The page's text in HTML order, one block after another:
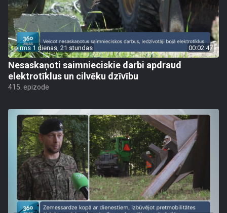
pirms 1 dienas, 21 stundas 00:02:47
Nesaskaņoti saimnieciskie darbi apdraud
elektrotīklus un cilvēku dzīvību
415. epizode